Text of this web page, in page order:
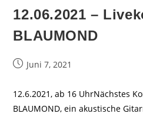
12.06.2021 –
BLAUMOND
BeitragJuni 7, 2021
12.6.2021, ab 16 UhrNächstes
BLAUMOND, ein akustische